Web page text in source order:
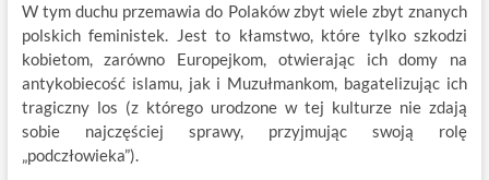
W tym duchu przemawia do Polaków zbyt wiele zbyt znanych
polskich feministek. Jest to kłamstwo, które tylko szkodzi
kobietom, zarówno Europejkom, otwierając ich domy na
antykobiecość islamu, jak i Muzułmankom, bagatelizując ich
tragiczny los (z którego urodzone w tej kulturze nie zdają
sobie najczęściej sprawy, przyjmując swoją rolę
„podczłowieka”).